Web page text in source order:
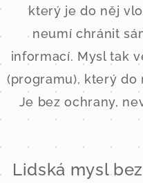
který je do něj
neumí chránit
informací. Mysl tak
(programu), který do
Je bez ochrany,
Lidská mysl